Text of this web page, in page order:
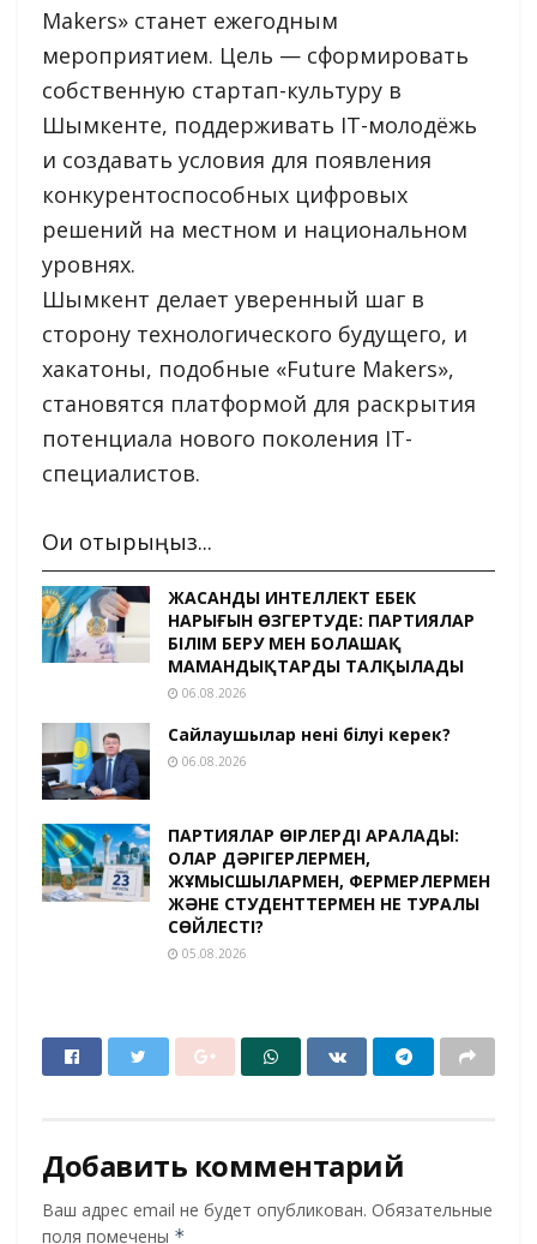
Makers» станет ежегодным
мероприятием. Цель — сформировать
собственную стартап-культуру в
Шымкенте, поддерживать IT-молодёжь
и создавать условия для появления
конкурентоспособных цифровых
решений на местном и национальном
уровнях.
Шымкент делает уверенный шаг в
сторону технологического будущего, и
хакатоны, подобные «Future Makers»,
становятся платформой для раскрытия
потенциала нового поколения IT-
специалистов.
Оқи отырыңыз...
ЖАСАНДЫ ИНТЕЛЛЕКТ ЕҢБЕК
НАРЫҒЫН ӨЗГЕРТУДЕ: ПАРТИЯЛАР
БІЛІМ БЕРУ МЕН БОЛАШАҚ
МАМАНДЫҚТАРДЫ ТАЛҚЫЛАДЫ
06.08.2026
Сайлаушылар нені білуі керек?
06.08.2026
ПАРТИЯЛАР ӨҢІРЛЕРДІ АРАЛАДЫ:
ОЛАР ДӘРІГЕРЛЕРМЕН,
ЖҰМЫСШЫЛАРМЕН, ФЕРМЕРЛЕРМЕН
ЖӘНЕ СТУДЕНТТЕРМЕН НЕ ТУРАЛЫ
СӨЙЛЕСТІ?
05.08.2026
Добавить комментарий
Ваш адрес email не будет опубликован. Обязательные
поля помечены *